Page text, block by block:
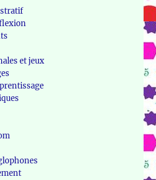
et jeux